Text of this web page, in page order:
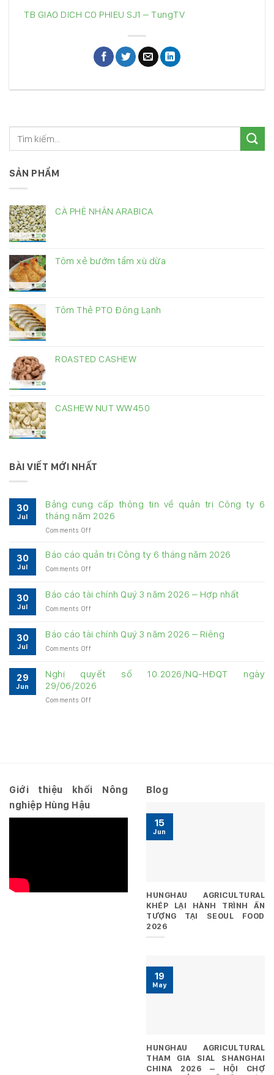
TB GIAO DICH CO PHIEU SJ1 – TungTV
SẢN PHẨM
CÀ PHÊ NHÂN ARABICA
Tôm xẻ bướm tẩm xù dừa
Tôm Thẻ PTO Đông Lạnh
ROASTED CASHEW
CASHEW NUT WW450
BÀI VIẾT MỚI NHẤT
30
Jul
Bảng cung cấp thông tin về quản trị Công ty 6
tháng năm 2026
Comments Offon
cung
về
ty
6
2026
30
Jul
Báo cáo quản trị Công ty 6 tháng năm 2026
Comments Offon
quản
ty
2026
30
Jul
Báo cáo tài chính Quý 3 năm 2026 – Hợp nhất
Comments Offon
tài
3
năm
2026
30
Jul
Báo cáo tài chính Quý 3 năm 2026 – Riêng
Comments Offon
cáo
tài
chính
Quý
29
Jun
Nghị quyết số 10.2026/NQ-HĐQT ngày
29/06/2026
Comments Offon
Giới thiệu khối Nông
nghiệp Hùng Hậu
Blog
HUNGHAU AGRICULTURAL
KHÉP LẠI HÀNH TRÌNH ẤN
TƯỢNG TẠI SEOUL FOOD
2026
15
Jun
HUNGHAU AGRICULTURAL
THAM GIA SIAL SHANGHAI
CHINA 2026 – HỘI CHỢ
19
May